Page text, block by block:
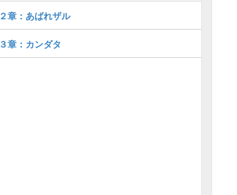
２章：あばれザル
３章：カンダタ